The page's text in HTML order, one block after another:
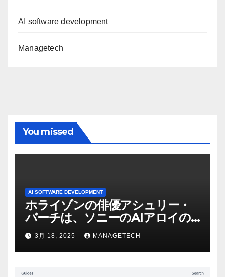
AI software development
Managetech
You missed
AI SOFTWARE DEVELOPMENT
ホライゾンの俳優アシュリー・
バーチは、ソニーのAIアロイの
ビデオを見て「ゲームパフォー
マンスという芸術形式に不安を
感じた」と語る – IGN
3月 18, 2025 MANAGETECH